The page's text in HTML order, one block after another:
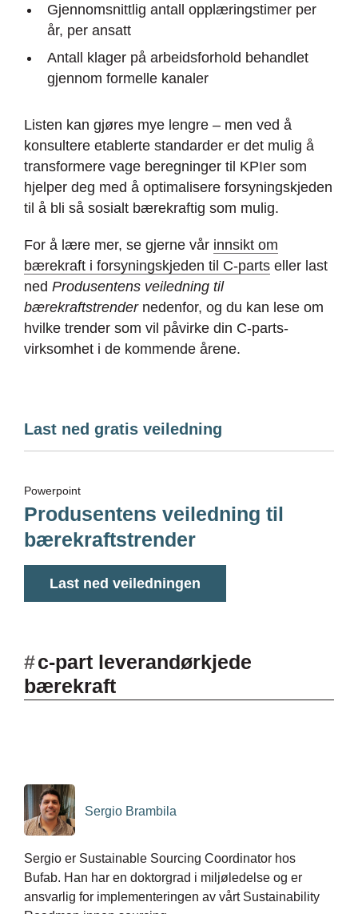
Gjennomsnittlig antall opplæringstimer per
år, per ansatt
Antall klager på arbeidsforhold behandlet
gjennom formelle kanaler
Listen kan gjøres mye lengre – men ved å
konsultere etablerte standarder er det mulig å
transformere vage beregninger til KPIer som
hjelper deg med å optimalisere forsyningskjeden
til å bli så sosialt bærekraftig som mulig.
For å lære mer, se gjerne vår innsikt om
bærekraft i forsyningskjeden til C-parts eller last
ned Produsentens veiledning til
bærekraftstrendernedenfor, og du kan lese om
hvilke trender som vil påvirke din C-parts-
virksomhet i de kommende årene.
Last ned gratis veiledning
Powerpoint
Produsentens veiledning til
bærekraftstrender
Last ned veiledningen
#c-part leverandørkjede
bærekraft
Sergio Brambila
Sergio er Sustainable Sourcing Coordinator hos
Bufab. Han har en doktorgrad i miljøledelse og er
ansvarlig for implementeringen av vårt Sustainability